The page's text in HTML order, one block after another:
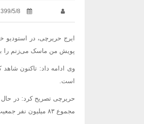
5/8
ایرج حریرچی، در استودیو خبر ۲۱ شبکه اول سیما درباره آمار فزاینده مبتلایان به کرونا، افزود: حدود یک ماه زمان
پویش من ماسک می‌زنم را
است.
حریرچی تصریح کرد: در
مجموع ۸۳ میلیون نفر جمعیت کشور حدود ۷۳ میلیون نفر در وضع قرمز رنگ به سر می‌برند.